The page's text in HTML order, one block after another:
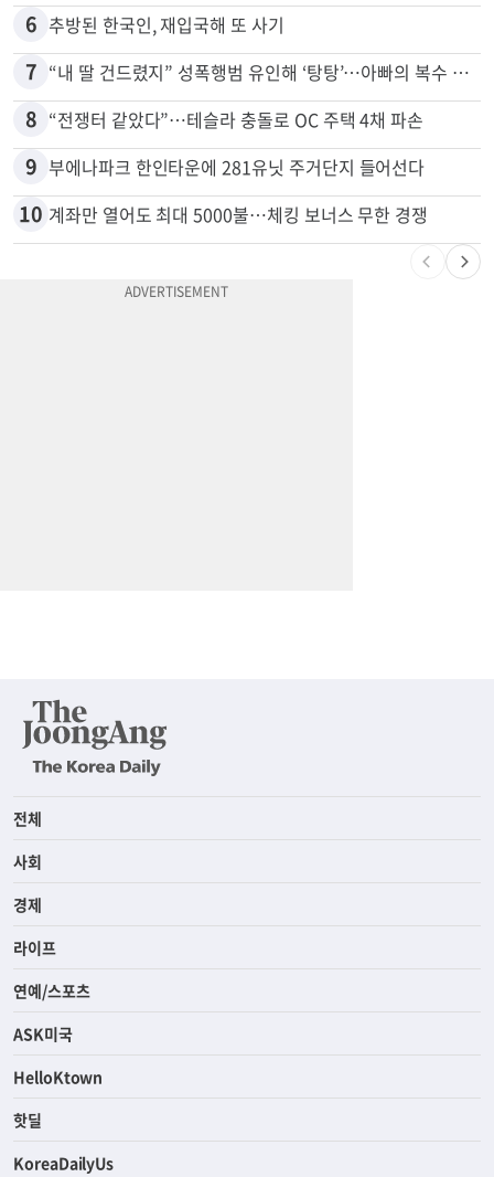
5 [포커스] 메디캘 대폭 개편…자산한도 84% 축소
6 추방된 한국인, 재입국해 또 사기
7
8 “전쟁터 같았다”…테슬라 충돌로 OC 주택 4채 파손
9 부에나파크 한인타운에 281유닛 주거단지 들어선다
계좌만 열어도 최대 5000불…체킹 보너스 무한 경쟁
전체
사회
경제
라이프
연예/스포츠
ASK미국
HelloKtown